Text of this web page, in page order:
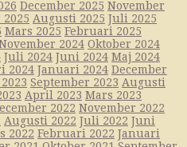
December 2025 November
Augusti 2025 Juli 2025
Mars 2025 Februari 2025
2024 Oktober 2024
Juli 2024 Juni 2024 Maj 2024
2024 Januari 2024 December
September 2023 Augusti
April 2023 Mars 2023
2022 November 2022
Augusti 2022 Juli 2022 Juni
2022 Februari 2022 Januari